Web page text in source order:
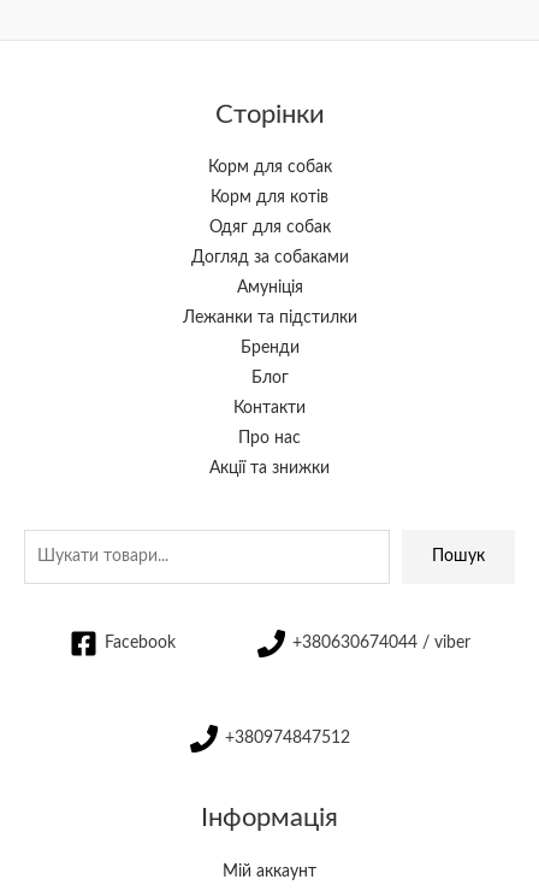
Сторінки
Корм для собак
Корм для котів
Одяг для собак
Догляд за собаками
Амуніція
Лежанки та підстилки
Бренди
Блог
Контакти
Про нас
Акції та знижки
Пошук
Facebook +380630674044 / viber
+380974847512
Інформація
Мій аккаунт